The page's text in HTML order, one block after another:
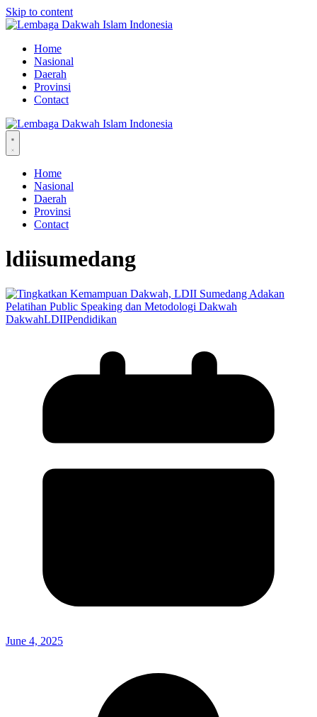
Skip to content
Home
Nasional
Daerah
Provinsi
Contact
Home
Nasional
Daerah
Provinsi
Contact
ldiisumedang
DakwahLDIIPendidikan
June 4, 2025